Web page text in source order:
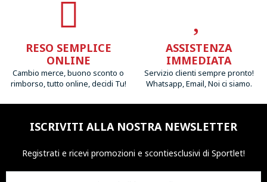
RESO SEMPLICE
ONLINE
Cambio merce, buono sconto o
rimborso, tutto online, decidi Tu!
ASSISTENZA
IMMEDIATA
Servizio clienti sempre pronto!
Whatsapp, Email, Noi ci siamo.
ISCRIVITI ALLA NOSTRA NEWSLETTER
Registrati e ricevi promozioni e scontiesclusivi di Sportlet!